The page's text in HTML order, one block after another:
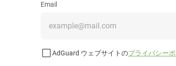
Email
AdGuard ウェブサイトのプライバシー